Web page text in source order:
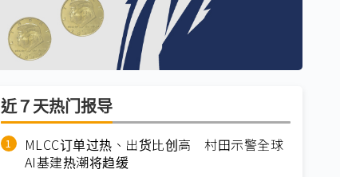
近７天热门报导
MLCC订单过热、出货比创高 村田示警全球
AI基建热潮将趋缓